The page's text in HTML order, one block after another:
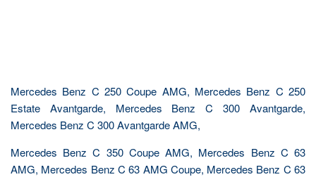
Mercedes Benz C 250 Coupe AMG, Mercedes Benz C 250
Estate Avantgarde, Mercedes Benz C 300 Avantgarde,
Mercedes Benz C 300 Avantgarde AMG,
Mercedes Benz C 350 Coupe AMG, Mercedes Benz C 63
AMG, Mercedes Benz C 63 AMG Coupe, Mercedes Benz C 63